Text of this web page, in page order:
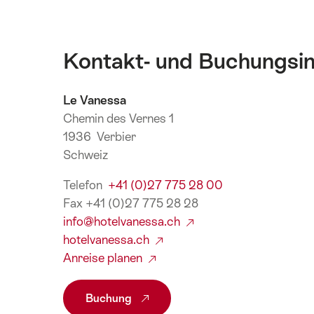
Kontakt- und
Le Vanessa
Chemin des Vernes 1
1936 Verbier
Schweiz
Telefon +41 (0)27 775 28 00
Fax +41 (0)27 775 28 28
info@hotelvanessa.ch
hotelvanessa.ch
Anreise planen
Buchung